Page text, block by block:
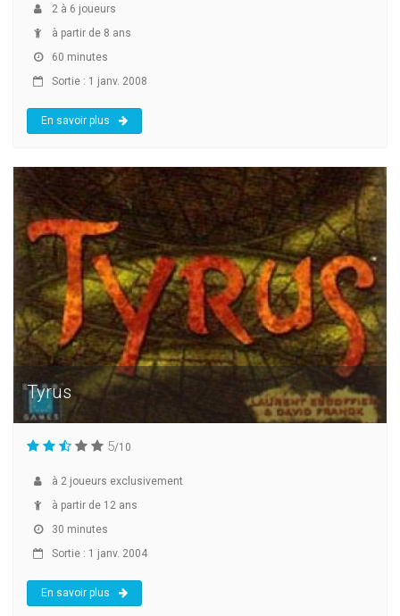
2 à 6 joueurs
à partir de 8 ans
60 minutes
Sortie : 1 janv. 2008
En savoir plus
Tyrus
5/10
à 2 joueurs exclusivement
à partir de 12 ans
30 minutes
Sortie : 1 janv. 2004
En savoir plus